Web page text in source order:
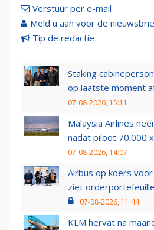
Verstuur per e-mail
Meld u aan voor de
Tip de redactie
Staking
op laatste moment
07-08-2026, 15:11
Malaysia Airlines
nadat piloot 70.000
07-08-2026, 14:07
Airbus op koers
ziet
07-08-2026, 11:44
KLM hervat na